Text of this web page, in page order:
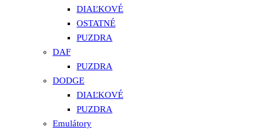
DIAĽKOVÉ
OSTATNÉ
PUZDRA
DAF
PUZDRA
DODGE
DIAĽKOVÉ
PUZDRA
Emulátory